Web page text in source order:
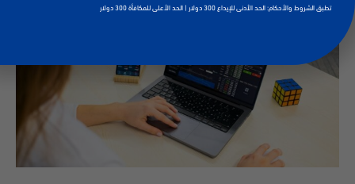
تطبق الشروط والأحكام: الحد الأدنى للإيداع 300 دولار | الحد الأعلى للمكافأة 300 دولار